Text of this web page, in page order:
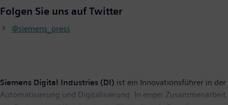
Folgen Sie uns auf Twitter
@siemens_press
Siemens Digital Industries (DI) ist ein Innovationsführer in der
Automatisierung und Digitalisierung. In enger Zusammenarbeit